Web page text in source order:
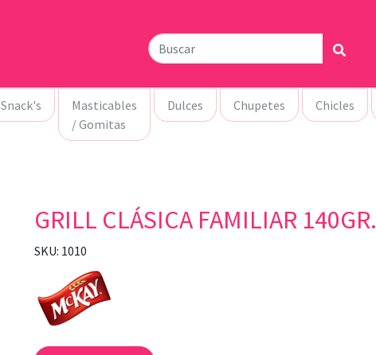
Snack's
Masticables
/ Gomitas
Dulces Chupetes Chicles
GRILL CLÁSICA FAMILIAR 140GR.
SKU: 1010